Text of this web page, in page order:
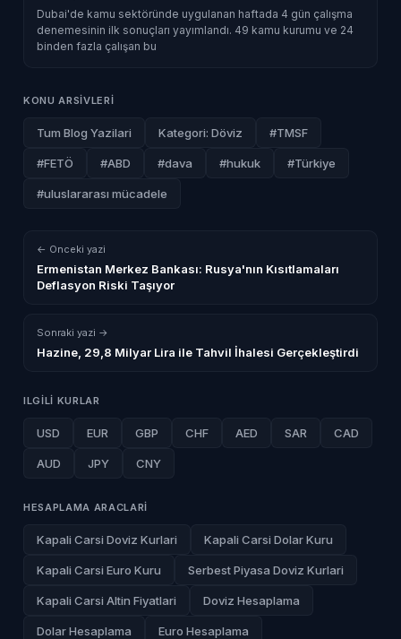
Dubai'de kamu sektöründe uygulanan haftada 4 gün çalışma
denemesinin ilk sonuçları yayımlandı. 49 kamu kurumu ve 24
binden fazla çalışan bu
KONU ARSIVLERI
Tum Blog Yazilari Kategori: Döviz #TMSF
#FETÖ #ABD #dava #hukuk #Türkiye
#uluslararası mücadele
← Onceki yazi
Ermenistan Merkez Bankası: Rusya'nın Kısıtlamaları
Deflasyon Riski Taşıyor
Sonraki yazi →
Hazine, 29,8 Milyar Lira ile Tahvil İhalesi Gerçekleştirdi
ILGILI KURLAR
USD EUR GBP CHF AED SAR CAD
AUD JPY CNY
HESAPLAMA ARACLARI
Kapali Carsi Doviz Kurlari Kapali Carsi Dolar Kuru
Kapali Carsi Euro Kuru Serbest Piyasa Doviz Kurlari
Kapali Carsi Altin Fiyatlari Doviz Hesaplama
Dolar Hesaplama Euro Hesaplama